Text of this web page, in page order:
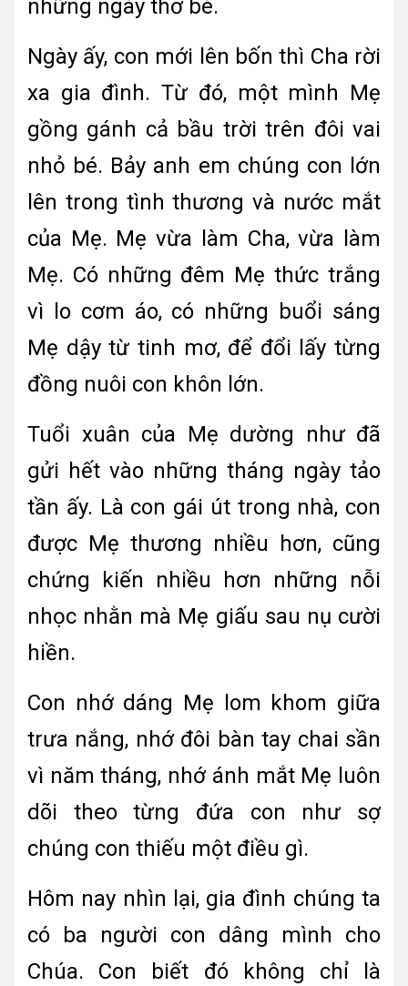
những ngày thơ bé.
Ngày ấy, con mới lên bốn thì Cha rời
xa gia đình. Từ đó, một mình Mẹ
gồng gánh cả bầu trời trên đôi vai
nhỏ bé. Bảy anh em chúng con lớn
lên trong tình thương và nước mắt
của Mẹ. Mẹ vừa làm Cha, vừa làm
Mẹ. Có những đêm Mẹ thức trắng
vì lo cơm áo, có những buổi sáng
Mẹ dậy từ tinh mơ, để đổi lấy từng
đồng nuôi con khôn lớn.
Tuổi xuân của Mẹ dường như đã
gửi hết vào những tháng ngày tảo
tần ấy. Là con gái út trong nhà, con
được Mẹ thương nhiều hơn, cũng
chứng kiến nhiều hơn những nỗi
nhọc nhằn mà Mẹ giấu sau nụ cười
hiền.
Con nhớ dáng Mẹ lom khom giữa
trưa nắng, nhớ đôi bàn tay chai sần
vì năm tháng, nhớ ánh mắt Mẹ luôn
dõi theo từng đứa con như sợ
chúng con thiếu một điều gì.
Hôm nay nhìn lại, gia đình chúng ta
có ba người con dâng mình cho
Chúa. Con biết đó không chỉ là